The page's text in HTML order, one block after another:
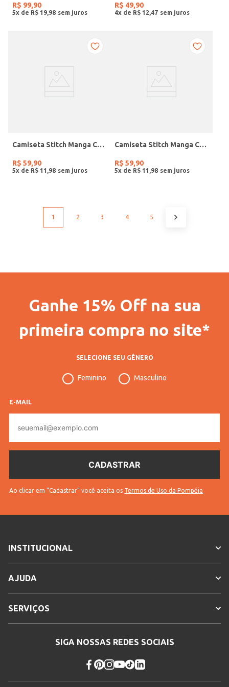
R$ 99,90
5x de R$ 19 98
R$ 49,90
4x de R$ 12 47
Camiseta Stitch Manga Curta Juvenil Para Menina- CHUMBO
R$ 59,90
5x de R$ 11 98
Camiseta Stitch Manga Curta Juvenil Para Menina- AZUL CLARO
R$ 59,90
5x de R$ 11 98
1 2 3 4 5
Ganhe 15% Off na sua
primeira compra no site*
SELECIONE SEU GÊNERO
Feminino Masculino
E-MAIL
mail
Ao clicar em "Cadastrar" você aceita os Termos de Uso da Pompéia
INSTITUCIONAL
AJUDA
SERVIÇOS
SIGA NOSSAS REDES SOCIAIS